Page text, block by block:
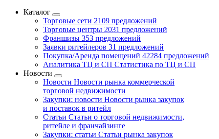
Каталог
Торговые сети 2109 предложений
Торговые центры 2031 предложений
Франшизы 353 предложений
Заявки ритейлеров 31 предложений
Покупка/Аренда помещений 42284 предложений
Аналитика ТЦ и СП Статистика по ТЦ и СП
Новости
Новости Новости рынка коммерческой
торговой недвижимости
Закупки: новости Новости рынка закупок
и поставок в ритейл
Статьи Статьи о торговой недвижимости,
ритейле и франчайзинге
Закупки: статьи Статьи рынка закупок